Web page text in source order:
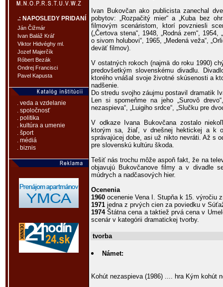
.: NAPOSLEDY PRIDANÍ
Ján Čižmár
Ivan Baláž Kráľ
Viktor Hidvéghy ml.
Jozef Majerčík
Róbert Bezák
Ondrej Francisci
Pavel Kapusta
. veda a vzdelanie
. spoločnosť
. politika
. kultúra a umenie
. šport
. médiá
. biznis
Ivan Bukovčan ako publicista zanechal
pobytov: „Rozpačitý mier“ a „Kuba bez
filmovým scenáristom, ktorí povzniesli
(„Čertova stena“, 1948, „Rodná zem“, 1954,
o sivom holubovi“, 1965, „Medená veža“,
deväť filmov).
V ostatných rokoch (najmä do roku 1990)
predovšetkým slovenskému divadlu.
ktorého vnášal svoje životné skúsenosti a
nadšenie.
Do stredu svojho záujmu postavil dramatik
Len si spomeňme na jeho „Surovô
nezaspieva“, „Luigiho srdce“, „Slučku pre
V odkaze Ivana Bukovčana zostalo
ktorým sa, žiaľ, v dnešnej hektickej a k
správajúcej dobe, asi už nikto nevráti. Až s
pre slovenskú kultúru škoda.
Tešiť nás trochu môže aspoň fakt, že na
objavujú Bukovčanove filmy a v divadle
múdrych a nadčasových hier.
Ocenenia
1960 ocenenie Vena I. Stupňa k 15. výročiu
1971 jedna z prvých cien za poviedku v
1974Štátna cena a taktiež prvá cena v
scenár v kategórii dramatickej tvorby.
tvorba
Námet:
Kohút nezaspieva (1986) .... hra Kým kohút